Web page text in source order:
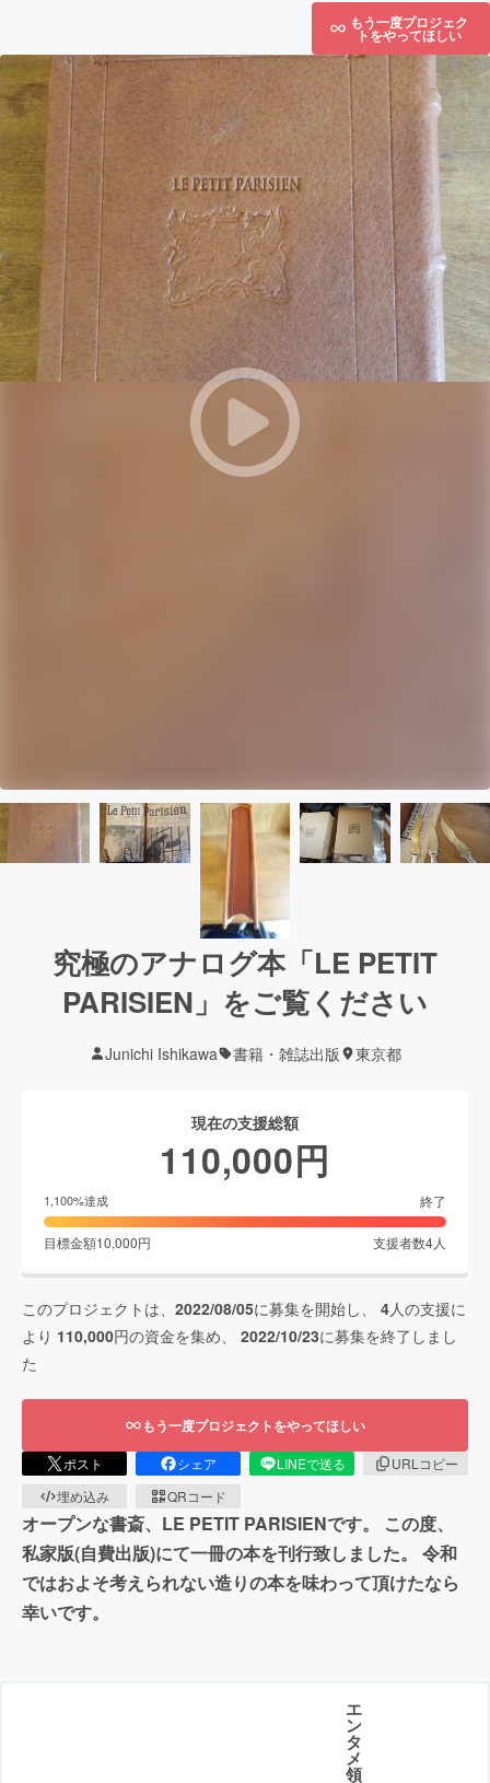
もう一度プロジェク
トをやってほしい
究極のアナログ本「LE PETIT
PARISIEN」をご覧ください
Junichi Ishikawa 書籍・雑誌出版 東京都
現在の支援総額
110,000円
1,100%達成 終了
目標金額10,000円 支援者数4人
このプロジェクトは、 2022/08/05に募集を開始し、 4人の支援に
より 110,000円の資金を集め、 2022/10/23に募集を終了しまし
た
もう一度プロジェクトをやってほしい
ポスト シェア LINEで送る
URLコピー
埋め込み
QRコード
オープンな書斎、LE PETIT PARISIENです。 この度、
私家版(自費出版)にて一冊の本を刊行致しました。 令和
ではおよそ考えられない造りの本を味わって頂けたなら
幸いです。
エ
ン
タ
メ
領